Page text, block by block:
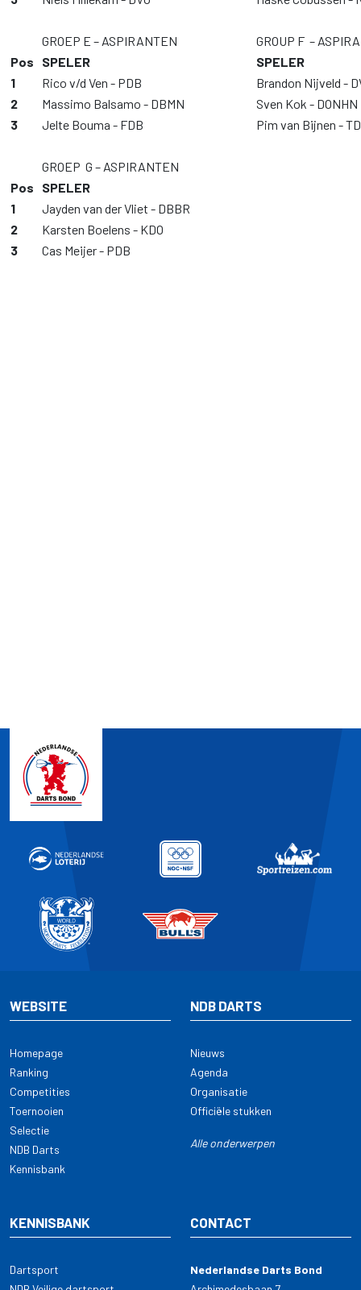
GROEP E – ASPIRANTEN
GROUP F –
Pos
SPELER
SPELER
1
Rico v/d Ven - PDB
Brandon Nijveld -
2
Massimo Balsamo - DBMN
Sven Kok - DONHN
3
Jelte Bouma - FDB Pim van Bijnen -
GROEP G – ASPIRANTEN
Pos
SPELER
1
Jayden van der Vliet - DBBR
2
Karsten Boelens - KDO
3
Cas Meijer - PDB
WEBSITE
Homepage
Ranking
Competities
Toernooien
Selectie
NDB Darts
Kennisbank
NDB DARTS
Nieuws
Agenda
Organisatie
Officiële stukken
Alle onderwerpen
KENNISBANK
Dartsport
CONTACT
Nederlandse Darts Bond